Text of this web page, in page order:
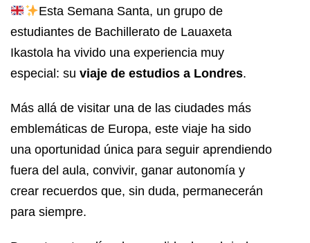
Esta Semana Santa, un grupo de
estudiantes de Bachillerato de Lauaxeta
Ikastola ha vivido una experiencia muy
especial: su viaje de estudios a Londres.
Más allá de visitar una de las ciudades más
emblemáticas de Europa, este viaje ha sido
una oportunidad única para seguir aprendiendo
fuera del aula, convivir, ganar autonomía y
crear recuerdos que, sin duda, permanecerán
para siempre.